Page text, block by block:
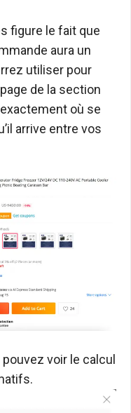
figure le fait que
aura un
utiliser pour
de la section
où se
arrive entre vos
voir le calcul